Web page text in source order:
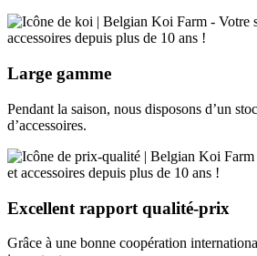
Large gamme
Pendant la saison, nous disposons d’un
d’accessoires.
Excellent rapport qualité-prix
Grâce à une bonne coopération